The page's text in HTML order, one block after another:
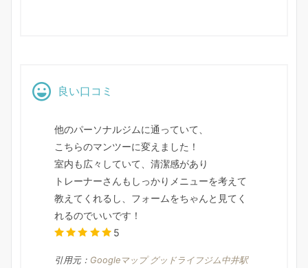
良い口コミ
他のパーソナルジムに通っていて、
こちらのマンツーに変えました！
室内も広々していて、清潔感があり
トレーナーさんもしっかりメニューを考えて
教えてくれるし、フォームをちゃんと見てく
れるのでいいです！
5
引用元： Googleマップ グッドライフジム中井駅